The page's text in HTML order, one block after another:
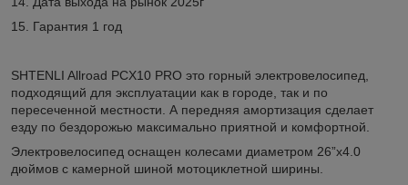
15. Гарантия 1 год
SHTENLI Allroad PCX10 PRO это горный электровелосипед,
подходящий для эксплуатации как в городе, так и по
пересеченной местности. А передняя амортизация сделает
езду по бездорожью максимально приятной и комфортной.
Электровелосипед оснащен колесами диаметром 26”х4.0
дюймов с камерной шиной мотоциклетной ширины.